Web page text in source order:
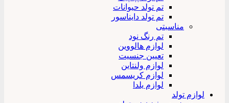
تم تولد حیوانات
تم تولد دایناسور
مناسبتی
تم رنگ نود
لوازم هالووین
تعیین جنسیت
لوازم ولنتاین
لوازم کریسمس
لوازم یلدا
لوازم تولد